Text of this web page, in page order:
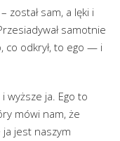
został sam, a lęki i
samotnie
co odkrył, to ego — i
wyższe ja. Ego to
mówi nam, że
jest naszym